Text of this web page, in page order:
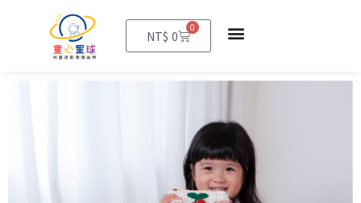
NT$ 0
0
購
物